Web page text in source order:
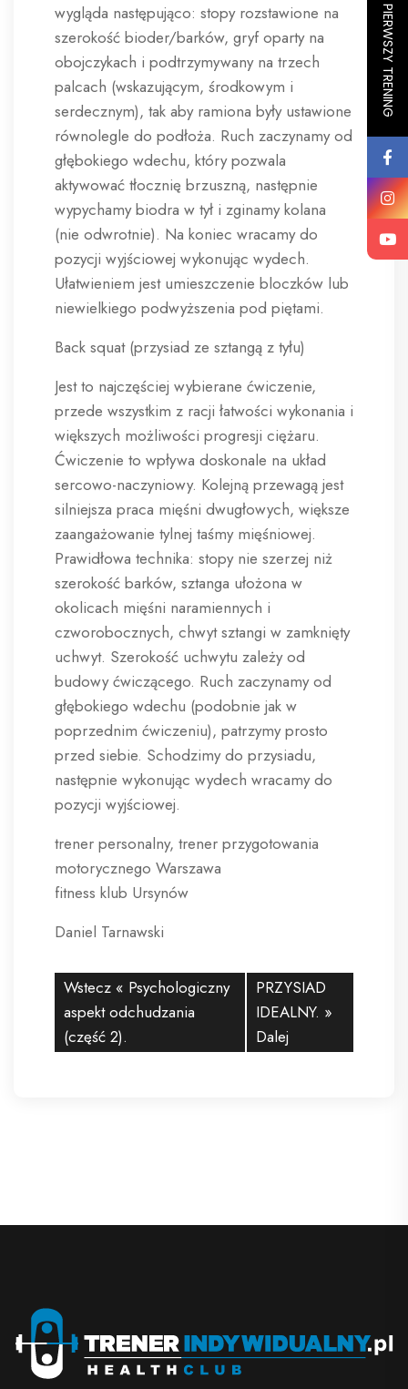
wygląda następująco: stopy rozstawione na
szerokość bioder/barków, gryf oparty na
obojczykach i podtrzymywany na trzech
palcach (wskazującym, środkowym i
serdecznym), tak aby ramiona były ustawione
równolegle do podłoża. Ruch zaczynamy od
głębokiego wdechu, który pozwala
aktywować tłocznię brzuszną, następnie
wypychamy biodra w tył i zginamy kolana
(nie odwrotnie). Na koniec wracamy do
pozycji wyjściowej wykonując wydech.
Ułatwieniem jest umieszczenie bloczków lub
niewielkiego podwyższenia pod piętami.
Back squat (przysiad ze sztangą z tyłu)
Jest to najczęściej wybierane ćwiczenie,
przede wszystkim z racji łatwości wykonania i
większych możliwości progresji ciężaru.
Ćwiczenie to wpływa doskonale na układ
sercowo-naczyniowy. Kolejną przewagą jest
silniejsza praca mięśni dwugłowych, większe
zaangażowanie tylnej taśmy mięśniowej.
Prawidłowa technika: stopy nie szerzej niż
szerokość barków, sztanga ułożona w
okolicach mięśni naramiennych i
czworobocznych, chwyt sztangi w zamknięty
uchwyt. Szerokość uchwytu zależy od
budowy ćwiczącego. Ruch zaczynamy od
głębokiego wdechu (podobnie jak w
poprzednim ćwiczeniu), patrzymy prosto
przed siebie. Schodzimy do przysiadu,
następnie wykonując wydech wracamy do
pozycji wyjściowej.
trener personalny, trener przygotowania
motorycznego Warszawa
fitness klub Ursynów
Daniel Tarnawski
Wstecz « Psychologiczny
aspekt odchudzania
(część 2).
PRZYSIAD
IDEALNY. »
Dalej